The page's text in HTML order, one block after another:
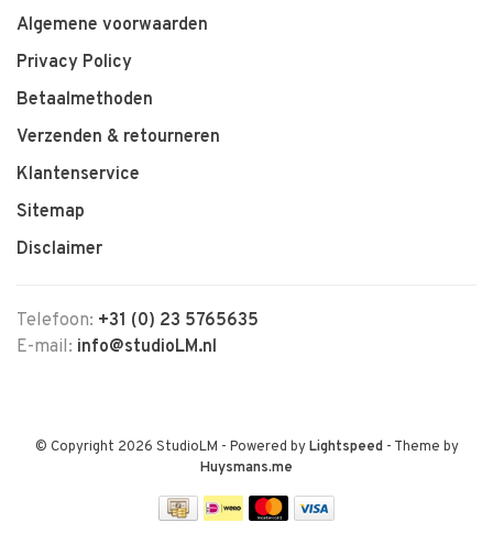
Algemene voorwaarden
Privacy Policy
Betaalmethoden
Verzenden & retourneren
Klantenservice
Sitemap
Disclaimer
Telefoon: +31 (0) 23 5765635
E-mail: info@studioLM.nl
© Copyright 2026 StudioLM - Powered byLightspeed- Theme by
Huysmans.me